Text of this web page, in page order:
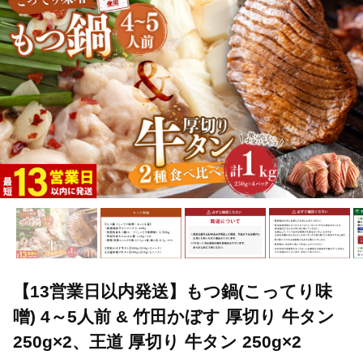
TOP 加工食品 鍋 肉(鍋) 【13営業日以内発送】もつ
【13営業日以内発送】もつ鍋(こってり味
噌) 4～5人前 & 竹田かぼす 厚切り 牛タン
250g×2、王道 厚切り 牛タン 250g×2